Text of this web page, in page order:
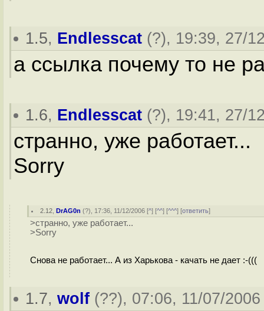
1.5, Endlesscat (?), 19:39, 27/
а ссылка почему то не
1.6, Endlesscat (?), 19:41, 27/
странно, уже работает...
Sorry
2.12 ,DrAG0n (?), 17:36, 11/12/2006 [^] [^^] [^^^] [ответить]
>странно, уже работает...
>Sorry
Снова не работает... А из Харькова - качать не дает :-(((
1.7,wolf (??), 07:06, 11/07/